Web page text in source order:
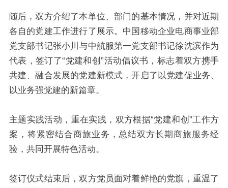
随后，双方介绍了本单位、部门的基本情况，并对近期
各自的党建工作进行了展示。 中国移动企业电商事业部
党支部书记张小川与中航服第一党支部书记徐沈滨作为
代表，签订了“党建和创”活动倡议书，标志着双方携手
共建、融合发展的党建新模式，开启了以党建促业务、
以业务强党建的新篇章。
主题实践活动，重在实践，双方根据“党建和创”工作方
案，将紧密结合商旅业务，总结双方长期商旅服务经
验，共同开展特色活动。
签订仪式结束后，双方党员面对着鲜艳的党旗，重温了